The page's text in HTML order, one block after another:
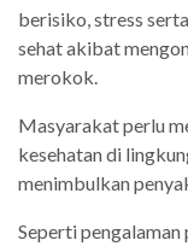
berisiko, stress
sehat akibat
merokok.
Masyarakat perlu
kesehatan di
menimbulkan
Seperti pengalaman